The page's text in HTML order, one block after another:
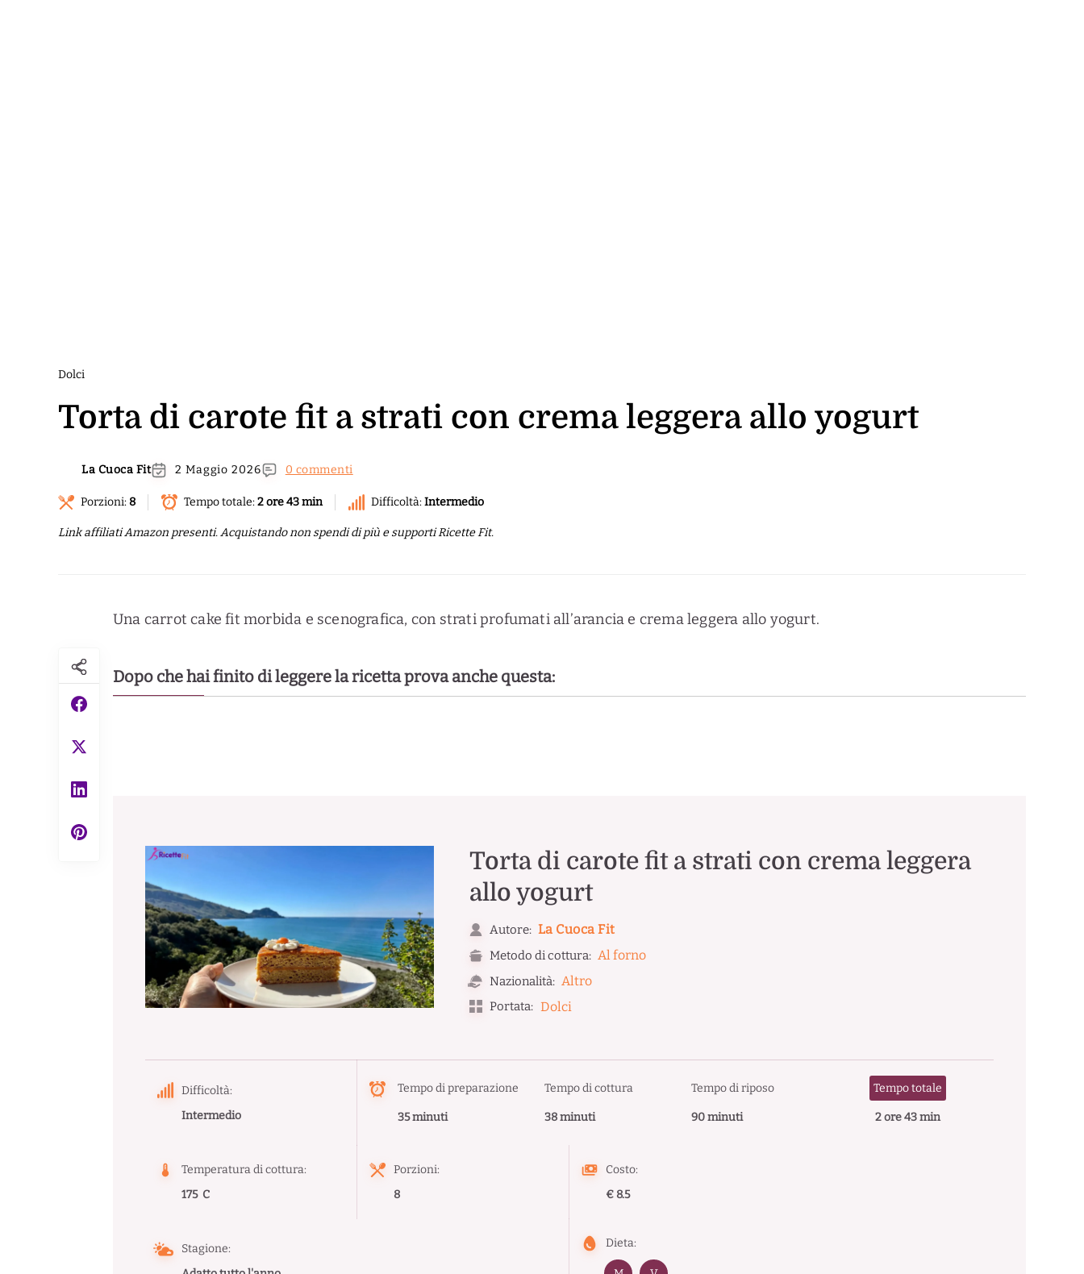
Dolci
Torta di carote fit a strati con crema leggera allo yogurt
La Cuoca Fit 2 Maggio 2026 0 commenti
Porzioni:8 Tempo totale:2 ore 43 min Difficoltà:Intermedio
Link affiliati Amazon presenti. Acquistando non spendi di più e supporti Ricette Fit.
Una carrot cake fit morbida e scenografica, con strati profumati all’arancia e crema leggera allo yogurt.
Dopo che hai finito di leggere la ricetta prova anche questa:
Torta di carote fit a strati con crema leggera
allo yogurt
Autore: La Cuoca Fit
Metodo di cottura: Al forno
Nazionalità: Altro
Portata: Dolci
Difficoltà:
Intermedio
Tempo di preparazione
35 minuti
Tempo di cottura
38 minuti
Tempo di riposo
90 minuti
Tempo totale
2 ore 43 min
Temperatura di cottura:
175 C
Porzioni:
8
Costo:
€ 8.5
Stagione:
Dieta: